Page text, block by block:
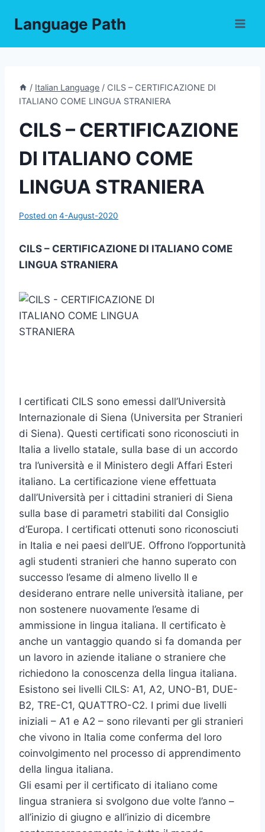
Language Path
/ Italian Language / CILS – CERTIFICAZIONE DI
ITALIANO COME LINGUA STRANIERA
CILS – CERTIFICAZIONE
DI ITALIANO COME
LINGUA STRANIERA
Posted on 4-August-2020
CILS – CERTIFICAZIONE DI ITALIANO COME
LINGUA STRANIERA
I certificati CILS sono emessi dall’Università
Internazionale di Siena (Universita per Stranieri
di Siena). Questi certificati sono riconosciuti in
Italia a livello statale, sulla base di un accordo
tra l’università e il Ministero degli Affari Esteri
italiano. La certificazione viene effettuata
dall’Università per i cittadini stranieri di Siena
sulla base di parametri stabiliti dal Consiglio
d’Europa. I certificati ottenuti sono riconosciuti
in Italia e nei paesi dell’UE. Offrono l’opportunità
agli studenti stranieri che hanno superato con
successo l’esame di almeno livello II e
desiderano entrare nelle università italiane, per
non sostenere nuovamente l’esame di
ammissione in lingua italiana. Il certificato è
anche un vantaggio quando si fa domanda per
un lavoro in aziende italiane o straniere che
richiedono la conoscenza della lingua italiana.
Esistono sei livelli CILS: A1, A2, UNO-B1, DUE-
B2, TRE-C1, QUATTRO-C2. I primi due livelli
iniziali – A1 e A2 – sono rilevanti per gli stranieri
che vivono in Italia come conferma del loro
coinvolgimento nel processo di apprendimento
della lingua italiana.
Gli esami per il certificato di italiano come
lingua straniera si svolgono due volte l’anno –
all’inizio di giugno e all’inizio di dicembre